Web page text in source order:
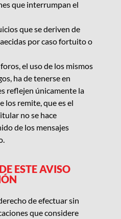
que interrumpan el
que se deriven de
por caso fortuito o
el uso de los mismos
ha de tenerse en
reflejen únicamente la
los remite, que es el
no se hace
de los mensajes
ESTE AVISO
de efectuar sin
que considere